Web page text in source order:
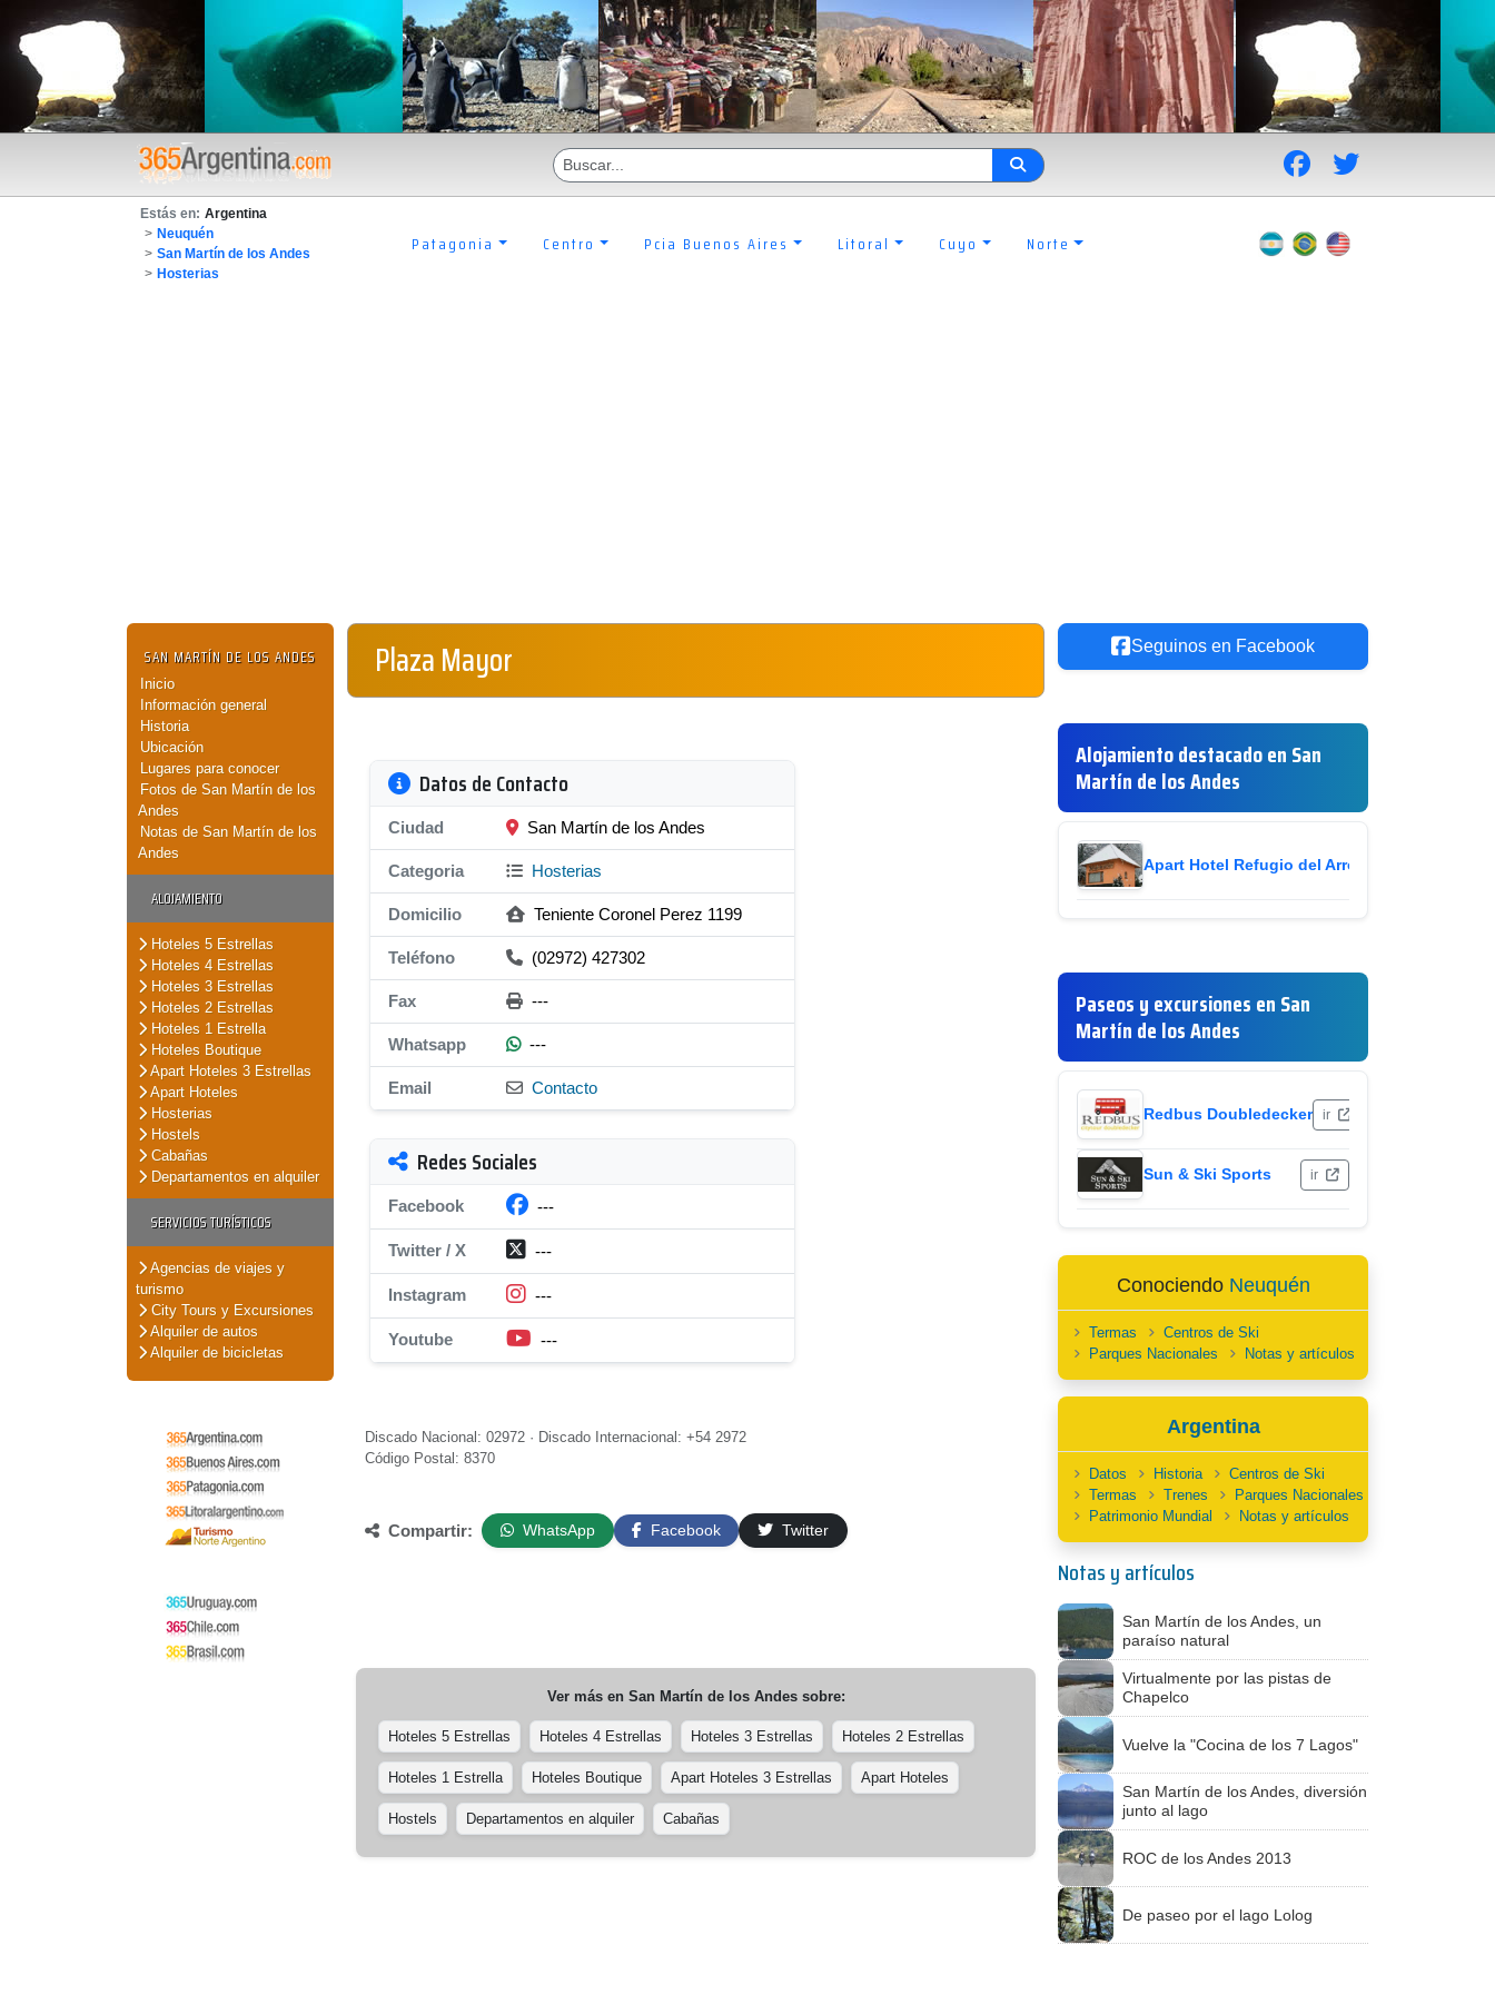
Estás en: Argentina
> Neuquén
> San Martín de los Andes
> Hosterias
Patagonia Centro Pcia Buenos Aires Litoral Cuyo Norte
SAN MARTÍN DE LOS ANDES
Inicio
Información general
Historia
Ubicación
Lugares para conocer
Fotos de San Martín de los
Andes
Notas de San Martín de los
Andes
ALOJAMIENTO
Hoteles 5 Estrellas
Hoteles 4 Estrellas
Hoteles 3 Estrellas
Hoteles 2 Estrellas
Hoteles 1 Estrella
Hoteles Boutique
Apart Hoteles 3 Estrellas
Apart Hoteles
Hosterias
Hostels
Cabañas
Departamentos en alquiler
SERVICIOS TURÍSTICOS
Agencias de viajes y
turismo
City Tours y Excursiones
Alquiler de autos
Alquiler de bicicletas
Plaza Mayor
Datos de Contacto
Ciudad San Martín de los Andes
Categoria Hosterias
Domicilio Teniente Coronel Perez 1199
Teléfono (02972) 427302
Fax ---
Whatsapp ---
Email Contacto
Redes Sociales
Facebook ---
Twitter / X ---
Instagram ---
Youtube ---
Discado Nacional: 02972 · Discado Internacional: +54 2972
Código Postal: 8370
Compartir: WhatsApp Facebook Twitter
Ver más en San Martín de los Andessobre:
Hoteles 5 Estrellas Hoteles 4 Estrellas Hoteles 3 Estrellas Hoteles 2 Estrellas
Hoteles 1 Estrella Hoteles Boutique Apart Hoteles 3 Estrellas Apart Hoteles
Hostels Departamentos en alquiler Cabañas
Seguinos en Facebook
Alojamiento destacado en San
Martín de los Andes
Apart Hotel Refugio del Arroyo
Paseos y excursiones en San
Martín de los Andes
Redbus Doubledecker ir
Sun & Ski Sports ir
Conociendo Neuquén
Termas
Centros de Ski
Parques Nacionales
Notas y artículos
Argentina
Datos Historia
Centros de Ski
Termas
Trenes
Parques Nacionales
Patrimonio Mundial
Notas y artículos
Notas y artículos
San Martín de los Andes, un
paraíso natural
Virtualmente por las pistas de
Chapelco
Vuelve la "Cocina de los 7 Lagos"
San Martín de los Andes, diversión
junto al lago
ROC de los Andes 2013
De paseo por el lago Lolog